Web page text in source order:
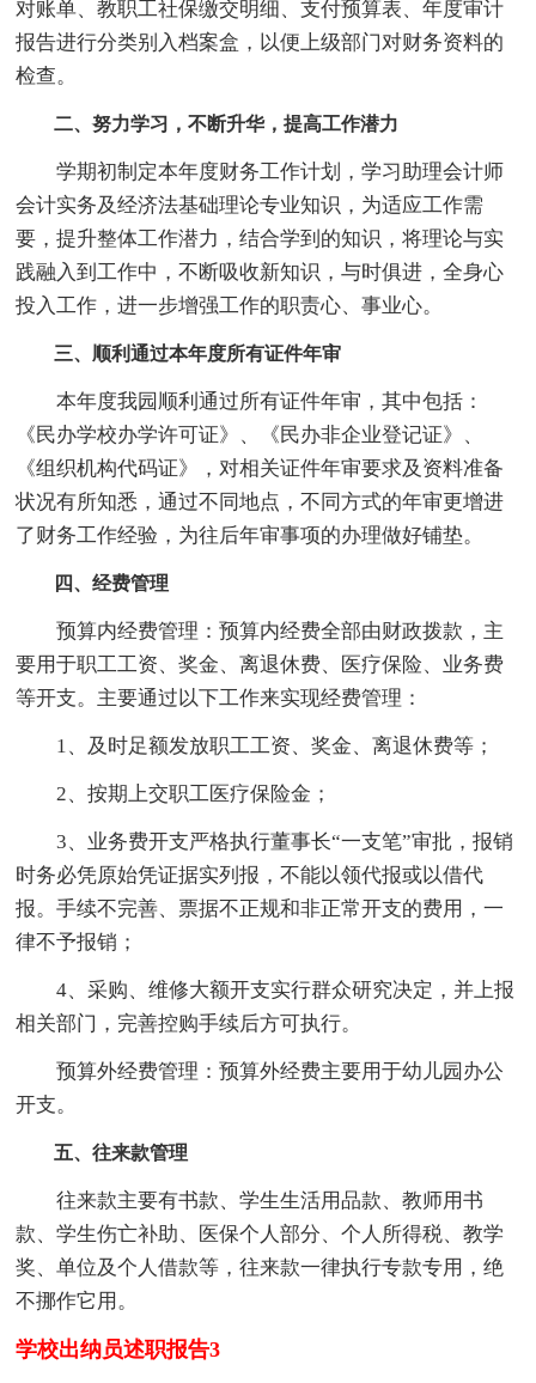
对账单、教职工社保缴交明细、支付预算表、年度审计
报告进行分类别入档案盒，以便上级部门对财务资料的
检查。
二、努力学习，不断升华，提高工作潜力
学期初制定本年度财务工作计划，学习助理会计师
会计实务及经济法基础理论专业知识，为适应工作需
要，提升整体工作潜力，结合学到的知识，将理论与实
践融入到工作中，不断吸收新知识，与时俱进，全身心
投入工作，进一步增强工作的职责心、事业心。
三、顺利通过本年度所有证件年审
本年度我园顺利通过所有证件年审，其中包括：
《民办学校办学许可证》、《民办非企业登记证》、
《组织机构代码证》，对相关证件年审要求及资料准备
状况有所知悉，通过不同地点，不同方式的年审更增进
了财务工作经验，为往后年审事项的办理做好铺垫。
四、经费管理
预算内经费管理：预算内经费全部由财政拨款，主
要用于职工工资、奖金、离退休费、医疗保险、业务费
等开支。主要通过以下工作来实现经费管理：
1、及时足额发放职工工资、奖金、离退休费等；
2、按期上交职工医疗保险金；
3、业务费开支严格执行董事长“一支笔”审批，报销
时务必凭原始凭证据实列报，不能以领代报或以借代
报。手续不完善、票据不正规和非正常开支的费用，一
律不予报销；
4、采购、维修大额开支实行群众研究决定，并上报
相关部门，完善控购手续后方可执行。
预算外经费管理：预算外经费主要用于幼儿园办公
开支。
五、往来款管理
往来款主要有书款、学生生活用品款、教师用书
款、学生伤亡补助、医保个人部分、个人所得税、教学
奖、单位及个人借款等，往来款一律执行专款专用，绝
不挪作它用。
学校出纳员述职报告3